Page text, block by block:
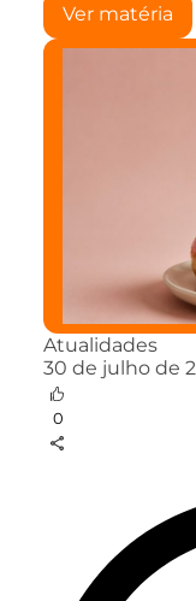
Ver matéria
Atualidades
30 de julho de
0